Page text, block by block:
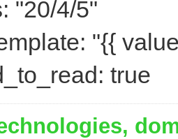
4/5"
"{{ value
true